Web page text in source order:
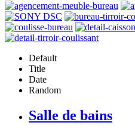
Default
Title
Date
Random
Salle de bains